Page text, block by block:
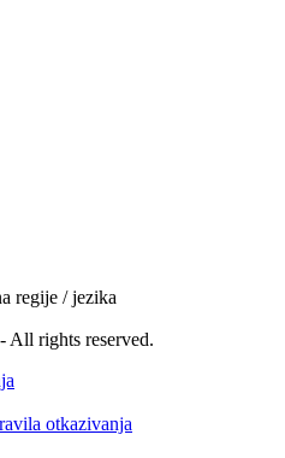
regije / jezika
- All rights reserved.
otkazivanja